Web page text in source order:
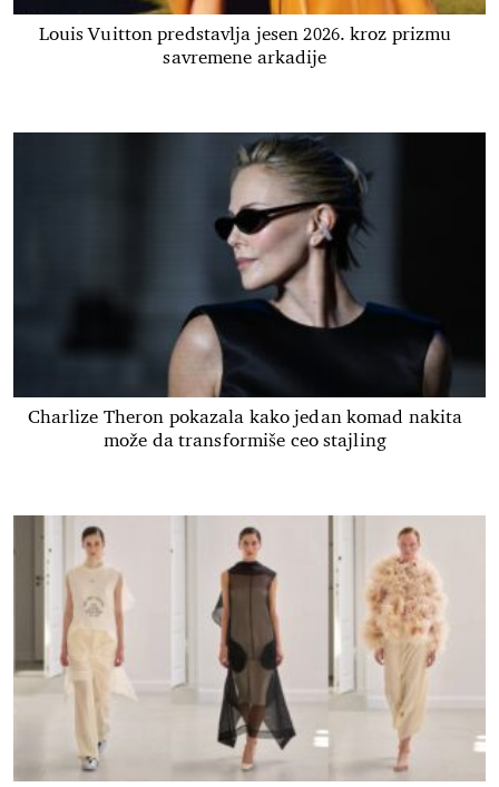
Louis Vuitton predstavlja jesen 2026. kroz prizmu
savremene arkadije
Charlize Theron pokazala kako jedan komad nakita
može da transformiše ceo stajling